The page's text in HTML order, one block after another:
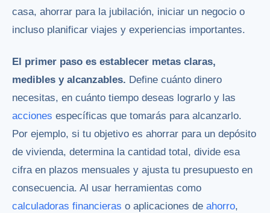
casa, ahorrar para la jubilación, iniciar un negocio o
incluso planificar viajes y experiencias importantes.
El primer paso es establecer metas claras,
medibles y alcanzables. Define cuánto dinero
necesitas, en cuánto tiempo deseas lograrlo y las
acciones específicas que tomarás para alcanzarlo.
Por ejemplo, si tu objetivo es ahorrar para un depósito
de vivienda, determina la cantidad total, divide esa
cifra en plazos mensuales y ajusta tu presupuesto en
consecuencia. Al usar herramientas como
calculadoras financieras o aplicaciones de ahorro,